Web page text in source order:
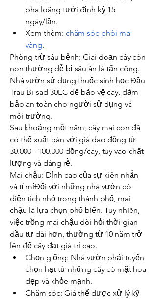
pha loãng tưới định kỳ 15
ngày/lần.
Xem thêm: chăm sóc phôi mai
vàng.
Phòng trừ sâu bệnh: Giai đoạn cây còn
non thường dễ bị sâu ăn lá tấn công.
Nhà vườn sử dụng thuốc sinh học Đầu
Trâu Bi-sad 30EC để bảo vệ cây, đảm
bảo an toàn cho người sử dụng và
môi trường.
Sau khoảng một năm, cây mai con đã
có thể xuất bán với giá dao động từ
30.000 - 100.000 đồng/cây, tùy vào chất
lượng và dáng rễ.
Mai chậu: Đỉnh cao của sự kiên nhẫn
và tỉ mỉĐối với những nhà vườn có
diện tích nhỏ trong thành phố, mai
chậu là lựa chọn phổ biến. Tuy nhiên,
việc trồng mai chậu đòi hỏi thời gian
đầu tư dài hơn, thường từ 10 năm trở
lên để cây đạt giá trị cao.
Chọn giống: Nhà vườn phải tuyển
chọn hạt từ những cây có mặt hoa
đẹp và khỏe mạnh.
Chăm sóc: Giá thể được xử lý kỹ